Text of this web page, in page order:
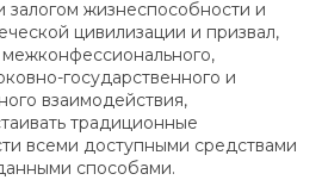
жизнеспособности и
цивилизации и призвал,
государственного и
взаимодействия,
традиционные
всеми доступными средствами
способами.